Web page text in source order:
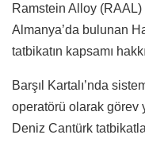
Ramstein Alloy (RAAL)
Almanya’da bulunan
tatbikatın kapsamı
Barşıl Kartalı’nda
operatörü olarak görev
Deniz Cantürk